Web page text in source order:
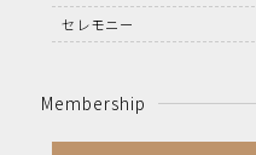
セレモニー
Membership